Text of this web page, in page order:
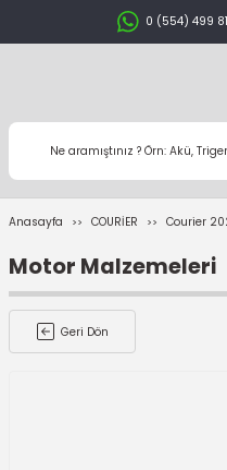
0 (554) 499
Anasayfa COURİER Courier
Motor Malzemeleri
Geri Dön